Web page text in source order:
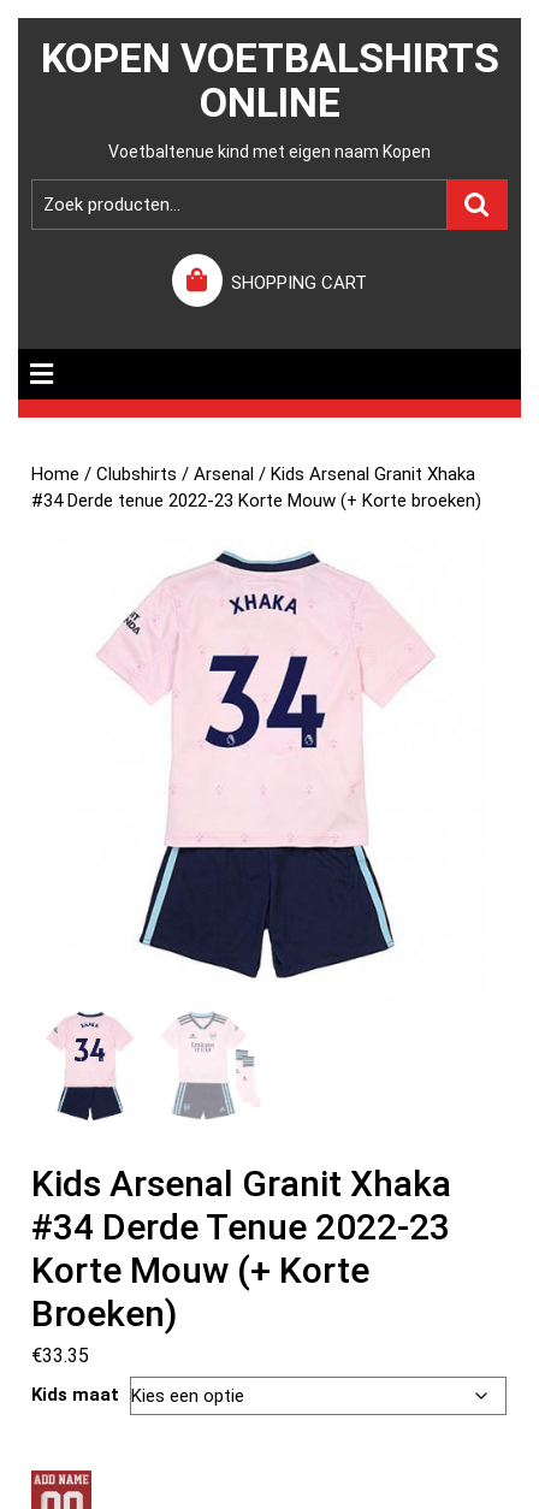
KOPEN VOETBALSHIRTS
ONLINE
Voetbaltenue kind met eigen naam Kopen
SHOPPING CART
Home /Clubshirts /Arsenal / Kids Arsenal Granit Xhaka
#34 Derde tenue 2022-23 Korte Mouw (+ Korte broeken)
Kids Arsenal Granit Xhaka
#34 Derde Tenue 2022-23
Korte Mouw (+ Korte
Broeken)
€33.35
Kids maat